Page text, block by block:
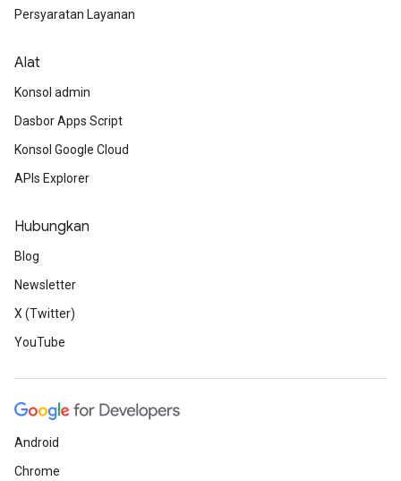
Persyaratan Layanan
Alat
Konsol admin
Dasbor Apps Script
Konsol Google Cloud
APIs Explorer
Hubungkan
Blog
Newsletter
X (Twitter)
YouTube
Android
Chrome